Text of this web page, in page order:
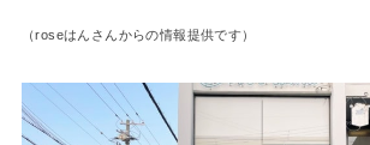
（roseはんさんからの情報提供です）